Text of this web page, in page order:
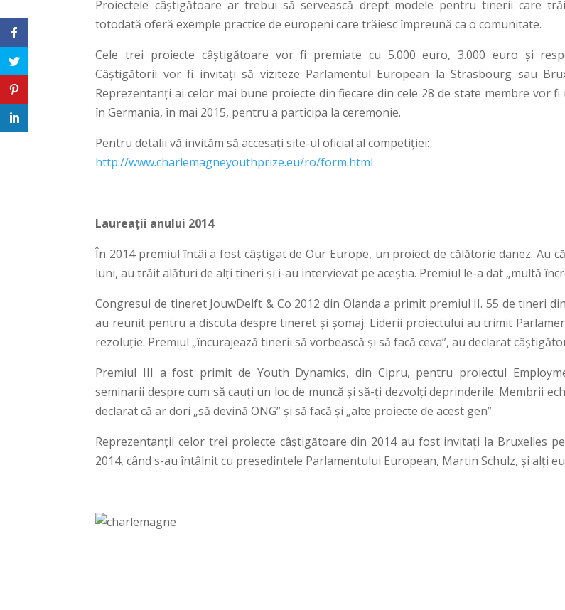
Proiectele câștigătoare ar trebui să servească drept modele pentru tinerii care
totodată oferă exemple practice de europeni care trăiesc împreună ca o comunitate.
Cele trei proiecte câștigătoare vor fi premiate cu 5.000 euro, 3.000 euro și
Câștigătorii vor fi invitați să viziteze Parlamentul European la Strasbourg sau
Reprezentanți ai celor mai bune proiecte din fiecare din cele 28 de state membre vor fi
în Germania, în mai 2015, pentru a participa la ceremonie.
Pentru detalii vă invităm să accesaţi site-ul oficial al competiţiei:
http://www.charlemagneyouthprize.eu/ro/form.html
Laureații anului 2014
În 2014 premiul întâi a fost câștigat de Our Europe, un proiect de călătorie danez. Au
luni, au trăit alături de alți tineri și i-au intervievat pe aceștia. Premiul le-a dat „multă
Congresul de tineret JouwDelft & Co 2012 din Olanda a primit premiul II. 55 de tineri
au reunit pentru a discuta despre tineret și șomaj. Liderii proiectului au trimit
rezoluție. Premiul „încurajează tinerii să vorbească și să facă ceva”, au declarat
Premiul III a fost primit de Youth Dynamics, din Cipru, pentru proiectul
seminarii despre cum să cauți un loc de muncă și să-ți dezvolți deprinderile. Membrii
declarat că ar dori „să devină ONG” și să facă și „alte proiecte de acest gen”.
Reprezentanții celor trei proiecte câștigătoare din 2014 au fost invitați la Bruxelles
2014, când s-au întâlnit cu președintele Parlamentului European, Martin Schulz, și alți